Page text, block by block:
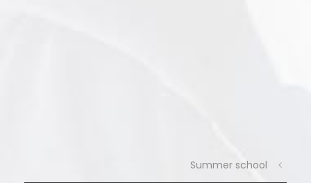
Summer school